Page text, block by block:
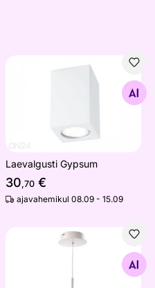
Laevalgusti Gypsum
Laevalgusti Gypsum
30,70 €
ajavahemikul 08.09 - 15.09
Suunatav rippvalgusti Dabih